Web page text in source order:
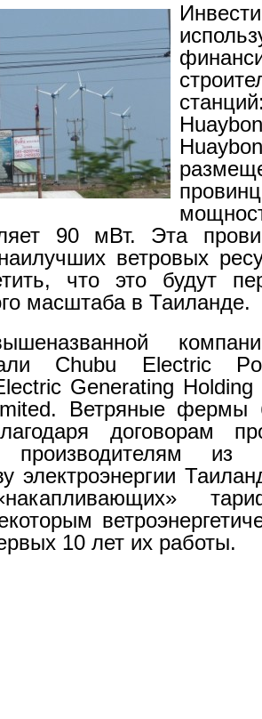
90 мВт. Эта
ветровых
что это будут
масштаба в Таиланде.
Chubu Electric
Generating
Ветряные фермы
договорам
производителям
электроэнергии
10 лет их работы.